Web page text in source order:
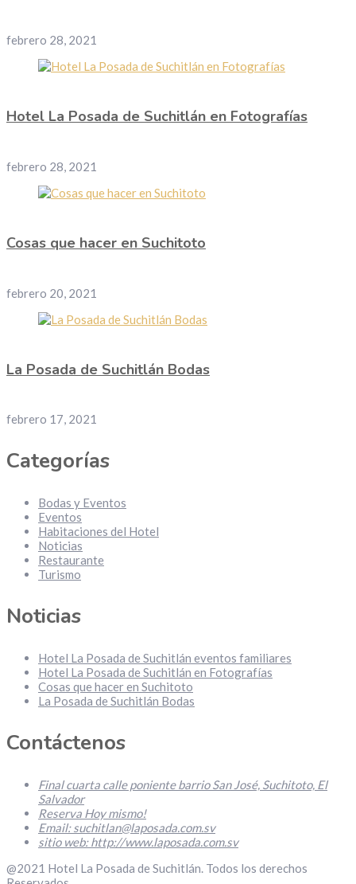
febrero 28, 2021
Hotel La Posada de Suchitlán en Fotografías
febrero 28, 2021
Cosas que hacer en Suchitoto
febrero 20, 2021
La Posada de Suchitlán Bodas
febrero 17, 2021
Categorías
Bodas y Eventos
Eventos
Habitaciones del Hotel
Noticias
Restaurante
Turismo
Noticias
Hotel La Posada de Suchitlán eventos familiares
Hotel La Posada de Suchitlán en Fotografías
Cosas que hacer en Suchitoto
La Posada de Suchitlán Bodas
Contáctenos
Final cuarta calle poniente barrio San José, Suchitoto, El
Salvador
Reserva Hoy mismo!
Email: suchitlan@laposada.com.sv
sitio web: http://www.laposada.com.sv
@2021 Hotel La Posada de Suchitlán. Todos los derechos